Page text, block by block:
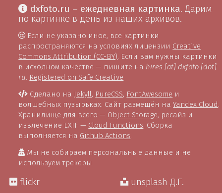
dxfoto.ru – ежедневная картинка. Дарим
по картинке в день из наших архивов.
Если не указано иное, все картинки
распространяются на условиях лицензии Creative
Commons Attribution (CC-BY). Если вам нужны картинки
в исходном качестве — пишите на hires [at] dxfoto [dot]
ru. Registered on Safe Creative
Сделано на Jekyll, PureCSS, FontAwesome и
волшебных пузырьках. Сайт размещён наYandex Cloud .
Хранилище для всего — Object Storage, ресайз и
извлечение EXIF — Cloud Functions. Сборка
выполняется на Github Actions.
Мы не собираем персональные данные и не
используем трекеры.
flickr unsplash Д.Г.